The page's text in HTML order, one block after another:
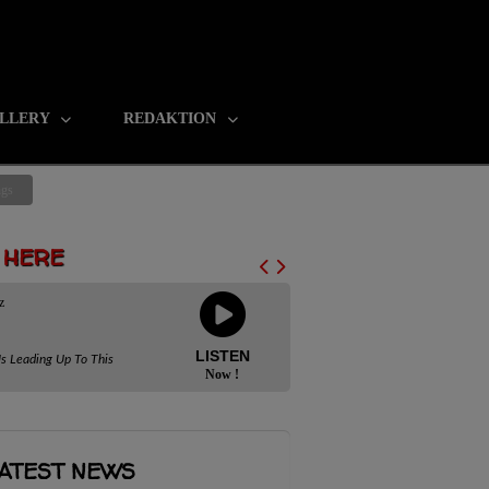
REDAKTION
LISTEN
Now !
Leading Up To This
NEWS